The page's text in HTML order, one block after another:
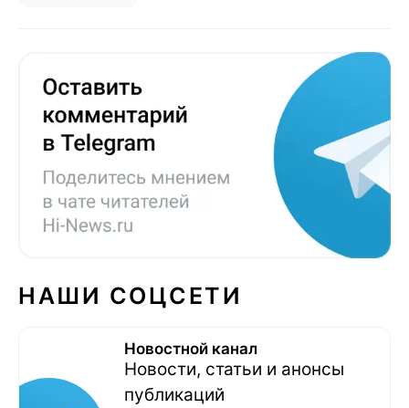
НАШИ СОЦСЕТИ
Новостной канал
Новости, статьи и анонсы
публикаций